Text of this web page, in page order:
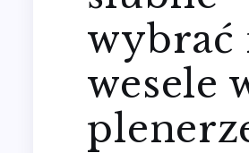
wybrać
wesele